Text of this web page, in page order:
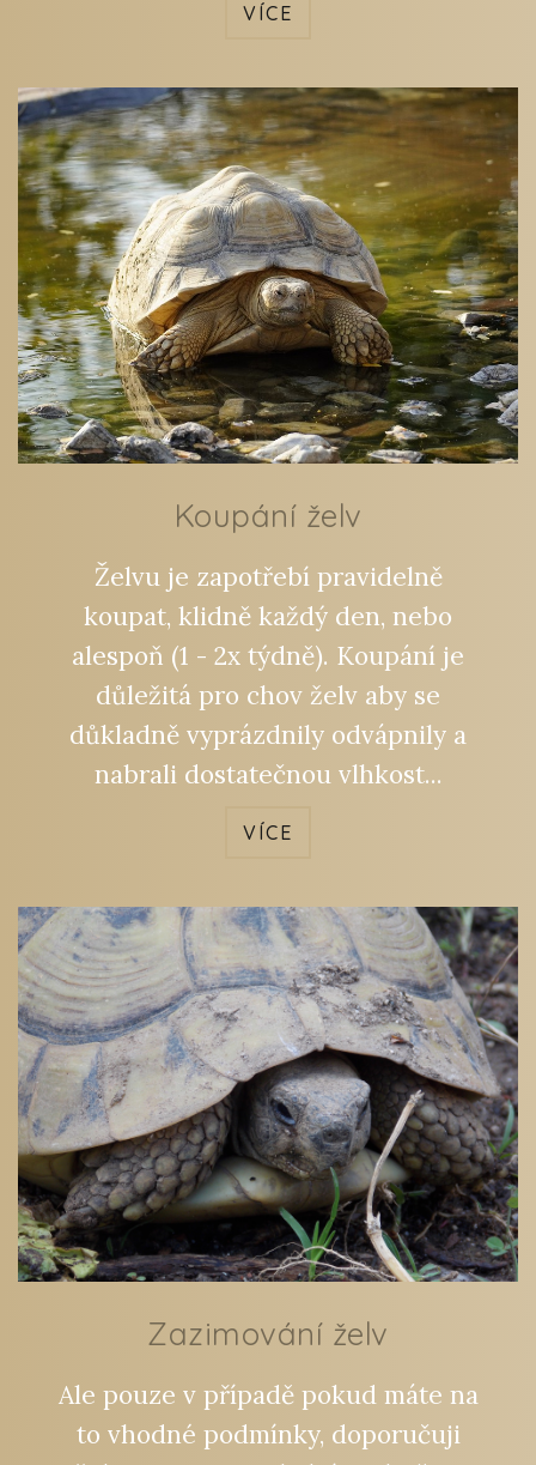
VÍCE
Koupání želv
Želvu je zapotřebí pravidelně
koupat, klidně každý den, nebo
alespoň (1 - 2x týdně). Koupání je
důležitá pro chov želv aby se
důkladně vyprázdnily odvápnily a
nabrali dostatečnou vlhkost...
VÍCE
Zazimování želv
Ale pouze v případě pokud máte na
to vhodné podmínky, doporučuji